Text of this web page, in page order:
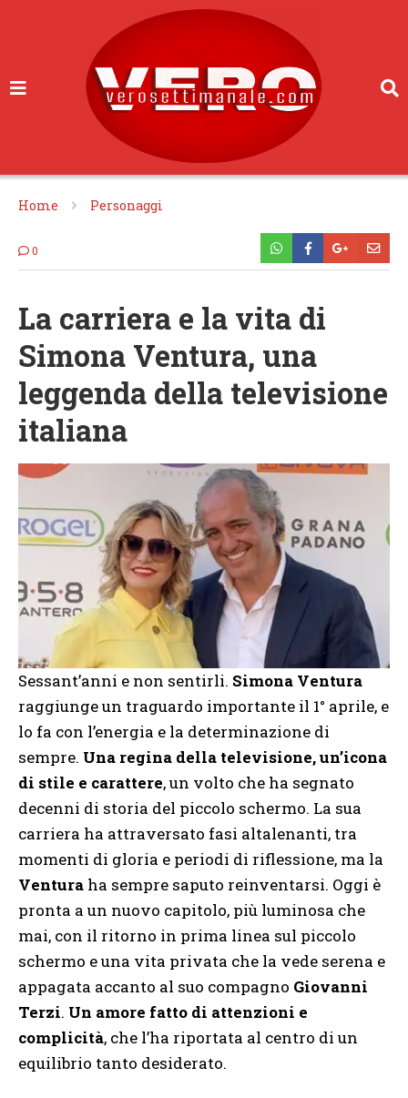
Home Personaggi
0
La carriera e la vita di
Simona Ventura, una
leggenda della televisione
italiana
Sessant’anni e non sentirli. Simona Ventura
raggiunge un traguardo importante il 1° aprile, e
lo fa con l’energia e la determinazione di
sempre. Una regina della televisione, un’icona
di stile e carattere, un volto che ha segnato
decenni di storia del piccolo schermo. La sua
carriera ha attraversato fasi altalenanti, tra
momenti di gloria e periodi di riflessione, ma la
Ventura ha sempre saputo reinventarsi. Oggi è
pronta a un nuovo capitolo, più luminosa che
mai, con il ritorno in prima linea sul piccolo
schermo e una vita privata che la vede serena e
appagata accanto al suo compagno Giovanni
Terzi. Un amore fatto di attenzioni e
complicità, che l’ha riportata al centro di un
equilibrio tanto desiderato.